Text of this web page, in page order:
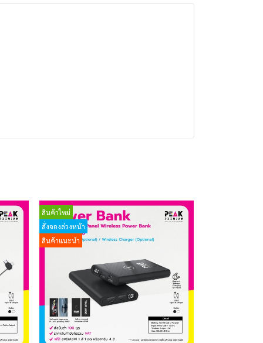
สินค้าใหม่
สั่งจองล่วงหน้า
สินค้าแนะนำ